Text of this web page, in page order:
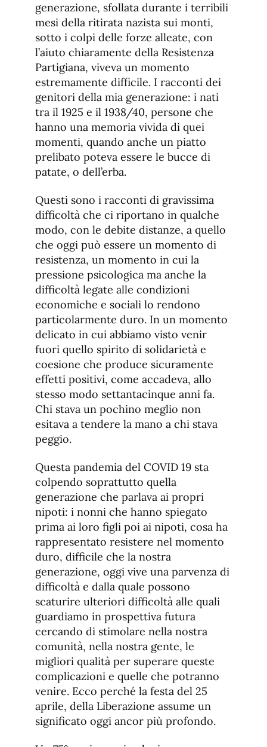
generazione, sfollata durante i terribili
mesi della ritirata nazista sui monti,
sotto i colpi delle forze alleate, con
l’aiuto chiaramente della Resistenza
Partigiana, viveva un momento
estremamente difficile. I racconti dei
genitori della mia generazione: i nati
tra il 1925 e il 1938/40, persone che
hanno una memoria vivida di quei
momenti, quando anche un piatto
prelibato poteva essere le bucce di
patate, o dell’erba.
Questi sono i racconti di gravissima
difficoltà che ci riportano in qualche
modo, con le debite distanze, a quello
che oggi può essere un momento di
resistenza, un momento in cui la
pressione psicologica ma anche la
difficoltà legate alle condizioni
economiche e sociali lo rendono
particolarmente duro. In un momento
delicato in cui abbiamo visto venir
fuori quello spirito di solidarietà e
coesione che produce sicuramente
effetti positivi, come accadeva, allo
stesso modo settantacinque anni fa.
Chi stava un pochino meglio non
esitava a tendere la mano a chi stava
peggio.
Questa pandemia del COVID 19 sta
colpendo soprattutto quella
generazione che parlava ai propri
nipoti: i nonni che hanno spiegato
prima ai loro figli poi ai nipoti, cosa ha
rappresentato resistere nel momento
duro, difficile che la nostra
generazione, oggi vive una parvenza di
difficoltà e dalla quale possono
scaturire ulteriori difficoltà alle quali
guardiamo in prospettiva futura
cercando di stimolare nella nostra
comunità, nella nostra gente, le
migliori qualità per superare queste
complicazioni e quelle che potranno
venire. Ecco perché la festa del 25
aprile, della Liberazione assume un
significato oggi ancor più profondo.